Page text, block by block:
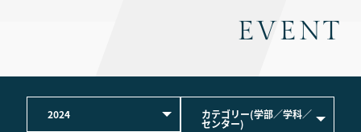
EVENT
2024 カテゴリー(学部／学科／
センター)